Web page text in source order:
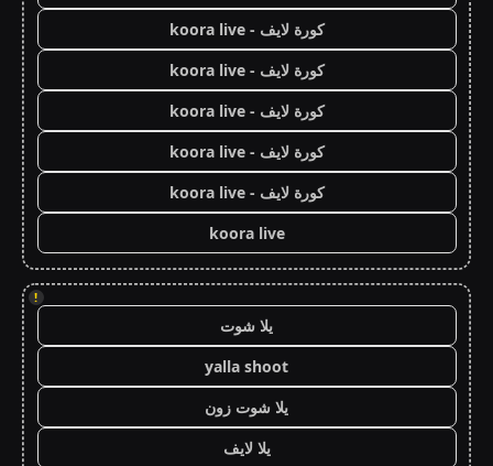
كورة لايف - koora live
كورة لايف - koora live
كورة لايف - koora live
كورة لايف - koora live
كورة لايف - koora live
koora live
!
يلا شوت
yalla shoot
يلا شوت زون
يلا لايف